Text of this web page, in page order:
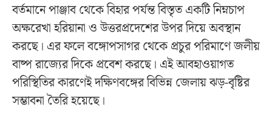
বর্তমানে পাঞ্জাব থেকে বিহার পর্যন্ত বিস্তৃত একটি নিম্নচাপ
অক্ষরেখা হরিয়ানা ও উত্তরপ্রদেশের উপর দিয়ে অবস্থান
করছে। এর ফলে বঙ্গোপসাগর থেকে প্রচুর পরিমাণে জলীয়
বাষ্প রাজ্যের দিকে প্রবেশ করছে। এই আবহাওয়াগত
পরিস্থিতির কারণেই দক্ষিণবঙ্গের বিভিন্ন জেলায় ঝড়-বৃষ্টির
সম্ভাবনা তৈরি হয়েছে।